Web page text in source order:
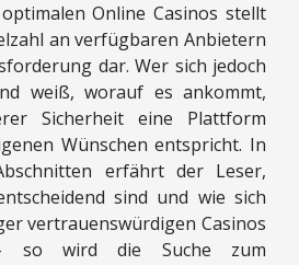
Online Casinos stellt
an verfügbaren Anbietern
dar. Wer sich jedoch
weiß, worauf es ankommt,
Sicherheit eine Plattform
Wünschen entspricht. In
erfährt der Leser,
sind und wie sich
vertrauenswürdigen Casinos
– so wird die Suche zum